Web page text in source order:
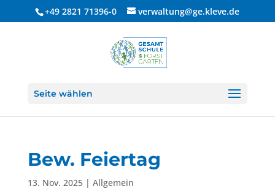
+49 2821 71396-0 verwaltung@ge.kleve.de
Seite wählen
Bew. Feiertag
13. Nov. 2025| Allgemein